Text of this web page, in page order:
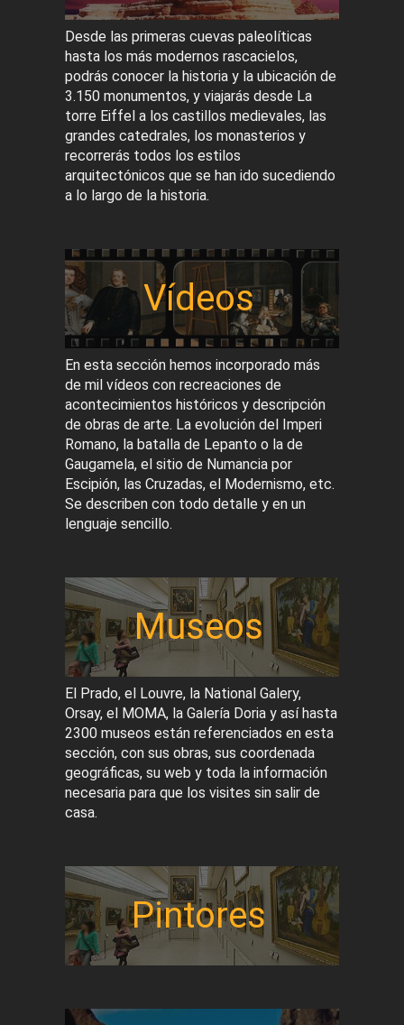
Desde las primeras cuevas paleolíticas
hasta los más modernos rascacielos,
podrás conocer la historia y la ubicación de
3.150 monumentos, y viajarás desde La
torre Eiffel a los castillos medievales, las
grandes catedrales, los monasterios y
recorrerás todos los estilos
arquitectónicos que se han ido sucediendo
a lo largo de la historia.
Vídeos
En esta sección hemos incorporado más
de mil vídeos con recreaciones de
acontecimientos históricos y descripción
de obras de arte. La evolución del Imperi
Romano, la batalla de Lepanto o la de
Gaugamela, el sitio de Numancia por
Escipión, las Cruzadas, el Modernismo, etc.
Se describen con todo detalle y en un
lenguaje sencillo.
Museos
El Prado, el Louvre, la National Galery,
Orsay, el MOMA, la Galería Doria y así hasta
2300 museos están referenciados en esta
sección, con sus obras, sus coordenada
geográficas, su web y toda la información
necesaria para que los visites sin salir de
casa.
Pintores